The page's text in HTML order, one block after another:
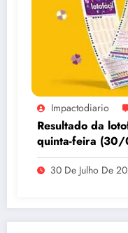
Impactodiario
Resultado da
quinta-feira
30 De Julho De